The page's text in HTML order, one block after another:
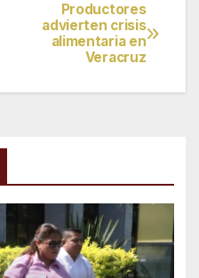
Productores
advierten crisis
alimentaria en
Veracruz